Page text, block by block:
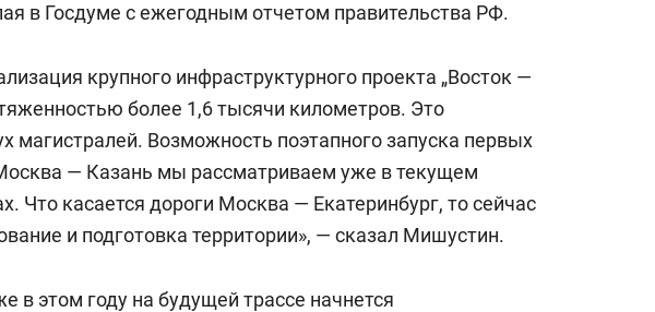
в Госдуме с ежегодным отчетом правительства РФ.
крупного инфраструктурного проекта „Восток —
более 1,6 тысячи километров. Это
магистралей. Возможность поэтапного запуска первых
— Казань мы рассматриваем уже в текущем
Что касается дороги Москва — Екатеринбург, то сейчас
и подготовка территории», — сказал Мишустин.
в этом году на будущей трассе начнется
Рекомендуем
ID вместо ключа: какой будет
безопасность в ЖК «Нова»
природе, работа
с ментальным и физическим
состоянием как основа
антихрупких команд